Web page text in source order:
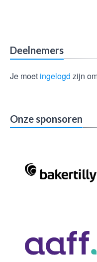
Deelnemers
Je moet ingelogd zijn
Onze sponsoren